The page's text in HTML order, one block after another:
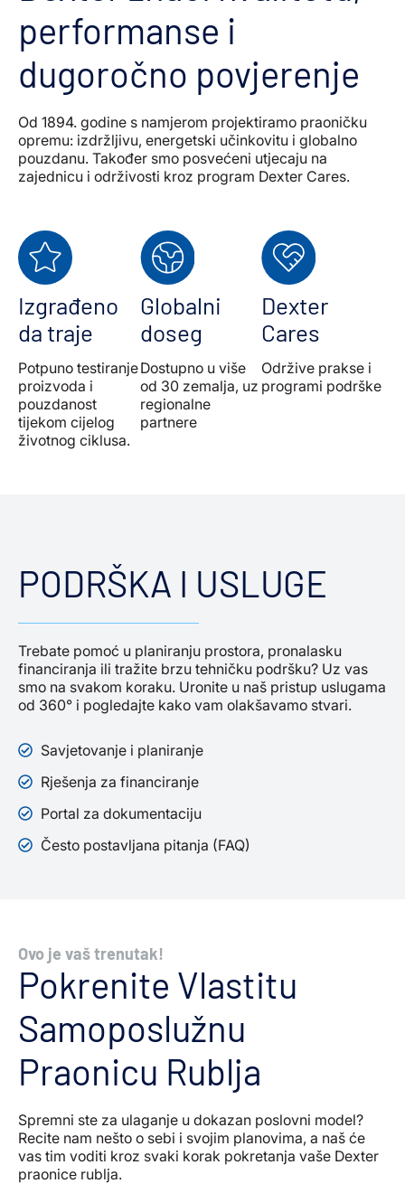
performanse i
dugoročno povjerenje
Od 1894. godine s namjerom projektiramo praoničku
opremu: izdržljivu, energetski učinkovitu i globalno
pouzdanu. Također smo posvećeni utjecaju na
zajednicu i održivosti kroz program Dexter Cares.
Izgrađeno
da traje
Potpuno testiranje
proizvoda i
pouzdanost
tijekom cijelog
životnog ciklusa.
Globalni
doseg
Dostupno u više
od 30 zemalja, uz
regionalne
partnere
Dexter
Cares
Održive prakse i
programi podrške
PODRŠKA I USLUGE
Trebate pomoć u planiranju prostora, pronalasku
financiranja ili tražite brzu tehničku podršku? Uz vas
smo na svakom koraku. Uronite u naš pristup uslugama
od 360° i pogledajte kako vam olakšavamo stvari.
Savjetovanje i planiranje
Rješenja za financiranje
Portal za dokumentaciju
Često postavljana pitanja (FAQ)
Ovo je vaš trenutak!
Pokrenite Vlastitu
Samoposlužnu
Praonicu Rublja
Spremni ste za ulaganje u dokazan poslovni model?
Recite nam nešto o sebi i svojim planovima, a naš će
vas tim voditi kroz svaki korak pokretanja vaše Dexter
praonice rublja.